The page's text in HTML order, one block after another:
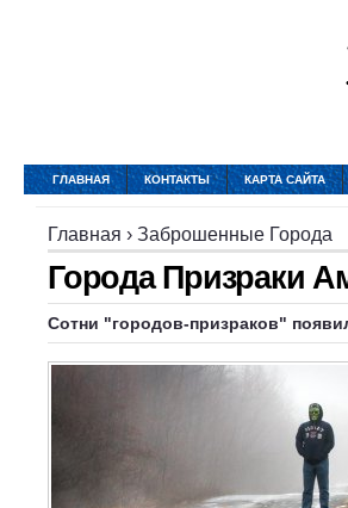
ГЛАВНАЯ КОНТАКТЫ КАРТА САЙТА
Главная › Заброшенные Города
Города Призраки
Сотни "городов-призраков"